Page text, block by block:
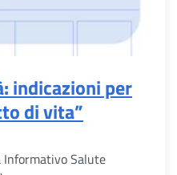
indicazioni per
di vita”
Salute